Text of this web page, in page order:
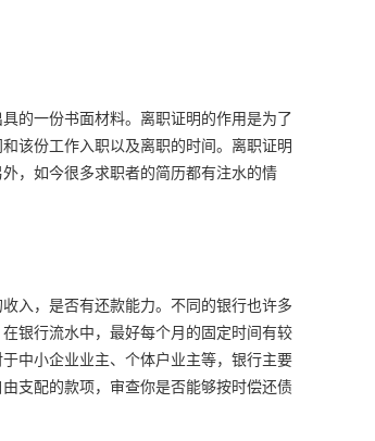
的一份书面材料。离职证明的作用是为了
该份工作入职以及离职的时间。离职证明
，如今很多求职者的简历都有注水的情
入，是否有还款能力。不同的银行也许多
银行流水中，最好每个月的固定时间有较
中小企业业主、个体户业主等，银行主要
支配的款项，审查你是否能够按时偿还债